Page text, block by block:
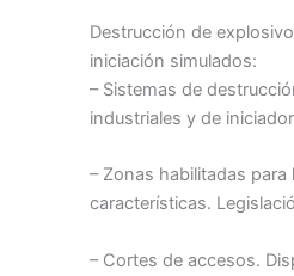
Destrucción de
iniciación simulados:
– Sistemas de
industriales y de
– Zonas habilitadas para
características.
– Cortes de accesos.